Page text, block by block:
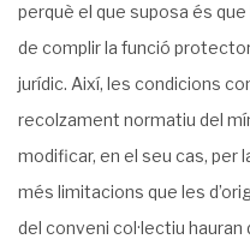
perquè el que suposa és
de complir la funció
jurídic. Així, les condicions
recolzament normatiu del
modificar, en el seu cas, per
més limitacions que les
del conveni col·lectiu